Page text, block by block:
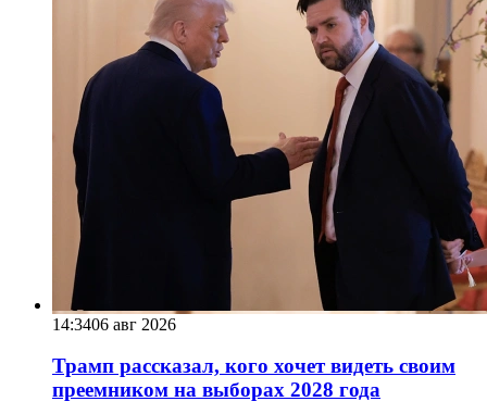
14:3406 авг 2026
Трамп рассказал, кого хочет видеть своим
преемником на выборах 2028 года